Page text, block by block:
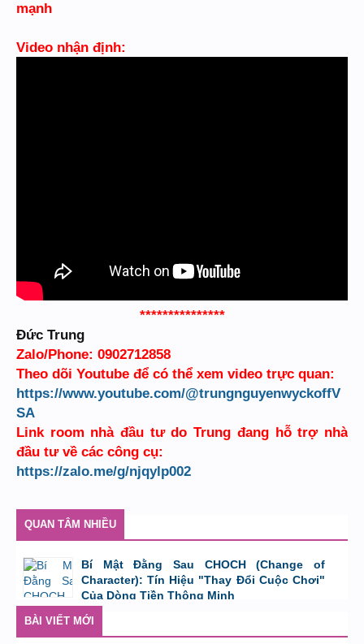
mạnh
Video nhận định:
***************
Đức Trung
Zalo/Phone: 0902712858
Theo dõi Youtube để có thể xem video trực quan:
https://www.youtube.com/@trungnguyenwyckoffV
SA
Link room nhà đầu tư do Trung đang hỗ trợ nhà
đầu tư về các công cụ:
https://zalo.me/g/njqylp002
QUAN TÂM NHIỀU
Bí Mật Đằng Sau CHOCH (Change of
Character): Tín Hiệu "Thay Đổi Cuộc Chơi"
Của Dòng Tiền Thông Minh
BÀI VIẾT MỚI